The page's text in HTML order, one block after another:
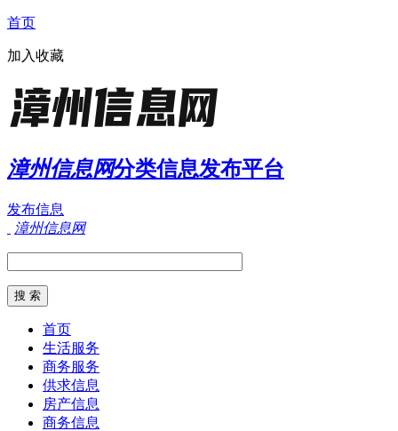
首页
加入收藏
漳州信息网分类信息发布平台
发布信息
漳州信息网
首页
生活服务
商务服务
供求信息
房产信息
商务信息